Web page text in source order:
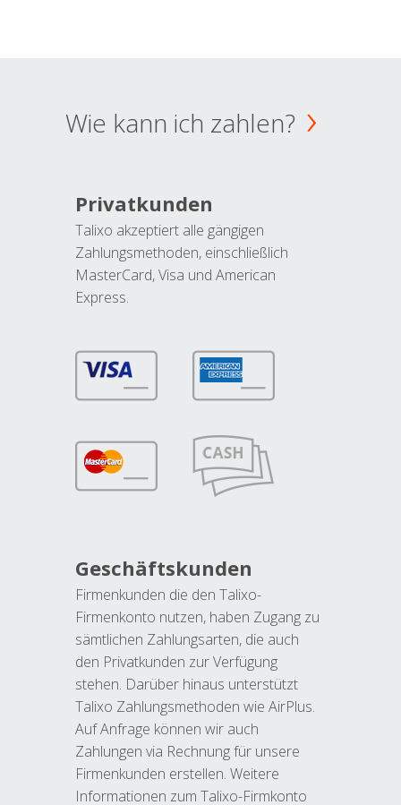
Wie kann ich zahlen?
Privatkunden
Talixo akzeptiert alle gängigen
Zahlungsmethoden, einschließlich
MasterCard, Visa und American
Express.
Geschäftskunden
Firmenkunden die den Talixo-
Firmenkonto nutzen, haben Zugang zu
sämtlichen Zahlungsarten, die auch
den Privatkunden zur Verfügung
stehen. Darüber hinaus unterstützt
Talixo Zahlungsmethoden wie AirPlus.
Auf Anfrage können wir auch
Zahlungen via Rechnung für unsere
Firmenkunden erstellen. Weitere
Informationen zum Talixo-Firmkonto